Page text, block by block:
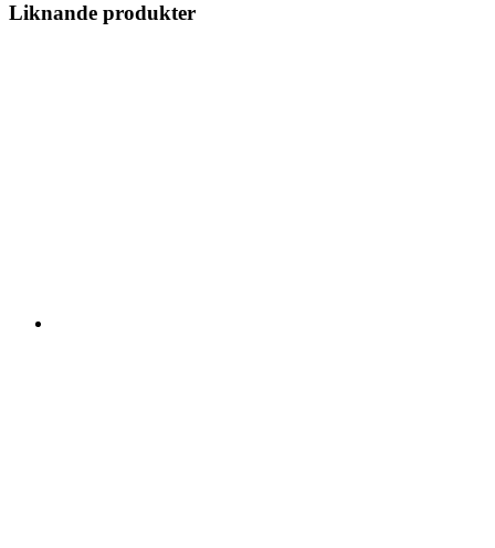
Liknande produkter